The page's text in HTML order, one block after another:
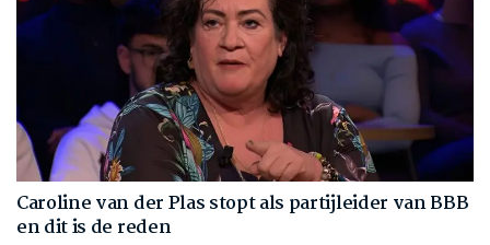
Caroline van der Plas stopt als partijleider van BBB
en dit is de reden